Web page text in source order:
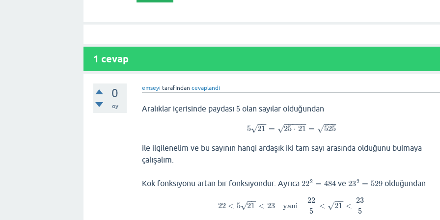
1 cevap
0
oy
emseyi tarafından cevaplandı
Aralıklar içerisinde paydası 5
5olan sayılar olduğundan
5 21
−−
√ = 25 ⋅ 21
− −
−−−
√ = 525
−−
−
√
5 21 =25⋅ 21= 525
ile ilgilenelim ve bu sayının hangi ardaşık iki tam sayı arasında olduğunu bulmaya
çalışalım.
Kök fonksiyonu artan bir fonksiyondur. Ayrıca 222 = 484
222 =484 ve 232 = 529
232 =529 olduğundan
22 < 5 21
−−
√ < 23 yani
22
5
< 21
−−
√ <
23
5
22<521< 23 yani 225 <21<23 5